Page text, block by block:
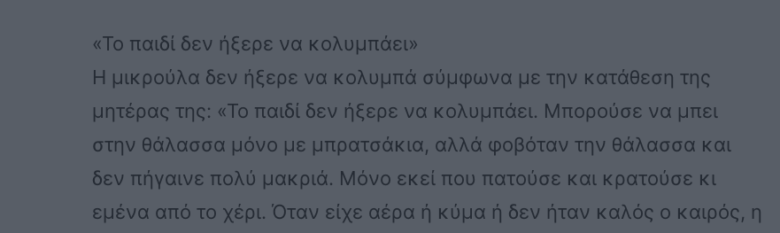
«Το παιδί δεν ήξερε να κολυμπάει»
Η μικρούλα δεν ήξερε να κολυμπά σύμφωνα με την κατάθεση της
μητέρας της: «Το παιδί δεν ήξερε να κολυμπάει. Μπορούσε να μπει
στην θάλασσα μόνο με μπρατσάκια, αλλά φοβόταν την θάλασσα και
δεν πήγαινε πολύ μακριά. Μόνο εκεί που πατούσε και κρατούσε κι
εμένα από το χέρι. Όταν είχε αέρα ή κύμα ή δεν ήταν καλός ο καιρός, η